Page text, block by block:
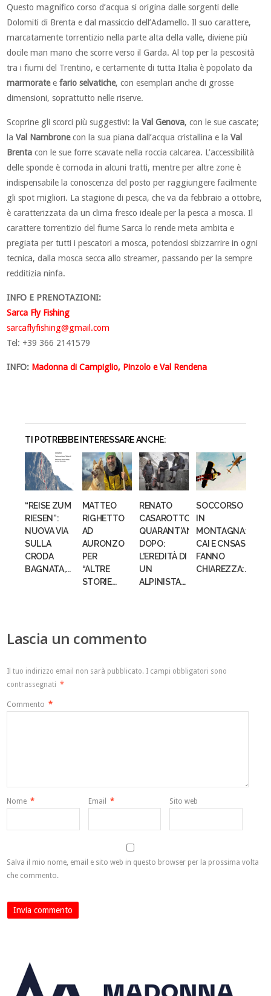
Questo magnifico corso d’acqua si origina dalle sorgenti delle
Dolomiti di Brenta e dal massiccio dell’Adamello. Il suo carattere,
marcatamente torrentizio nella parte alta della valle, diviene più
docile man mano che scorre verso il Garda. Al top per la pescosità
tra i fiumi del Trentino, e certamente di tutta Italia è popolato da
marmorateefario selvatiche, con esemplari anche di grosse
dimensioni, soprattutto nelle riserve.
Scoprine gli scorci più suggestivi: laVal Genova, con le sue cascate;
laVal Nambronecon la sua piana dall’acqua cristallina e laVal
Brenta con le sue forre scavate nella roccia calcarea. L’accessibilità
delle sponde è comoda in alcuni tratti, mentre per altre zone è
indispensabile la conoscenza del posto per raggiungere facilmente
gli spot migliori. La stagione di pesca, che va da febbraio a ottobre,
è caratterizzata da un clima fresco ideale per la pesca a mosca. Il
carattere torrentizio del fiume Sarca lo rende meta ambita e
pregiata per tutti i pescatori a mosca, potendosi sbizzarrire in ogni
tecnica, dalla mosca secca allo streamer, passando per la sempre
redditizia ninfa.
INFO E PRENOTAZIONI:
Sarca Fly Fishing
sarcaflyfishing@gmail.com
Tel: +39 366 2141579
INFO: Madonna di Campiglio, Pinzolo e Val Rendena
TI POTREBBE INTERESSARE ANCHE:
“REISE ZUM
RIESEN”:
NUOVA VIA
SULLA
CRODA
BAGNATA,...
MATTEO
RIGHETTO
AD
AURONZO
PER
“ALTRE
STORIE...
RENATO
CASAROTTO,
QUARANT’ANNI
DOPO:
L’EREDITÀ DI
UN
ALPINISTA...
SOCCORSO
IN
MONTAGNA:
CAI E CNSAS
FANNO
CHIAREZZA:...
Lascia un commento
Il tuo indirizzo email non sarà pubblicato. I campi obbligatori sono
contrassegnati *
Commento *
Nome * Email * Sito web
Salva il mio nome, email e sito web in questo browser per la prossima volta
che commento.